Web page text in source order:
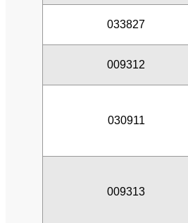
033827
009312
030911
009313